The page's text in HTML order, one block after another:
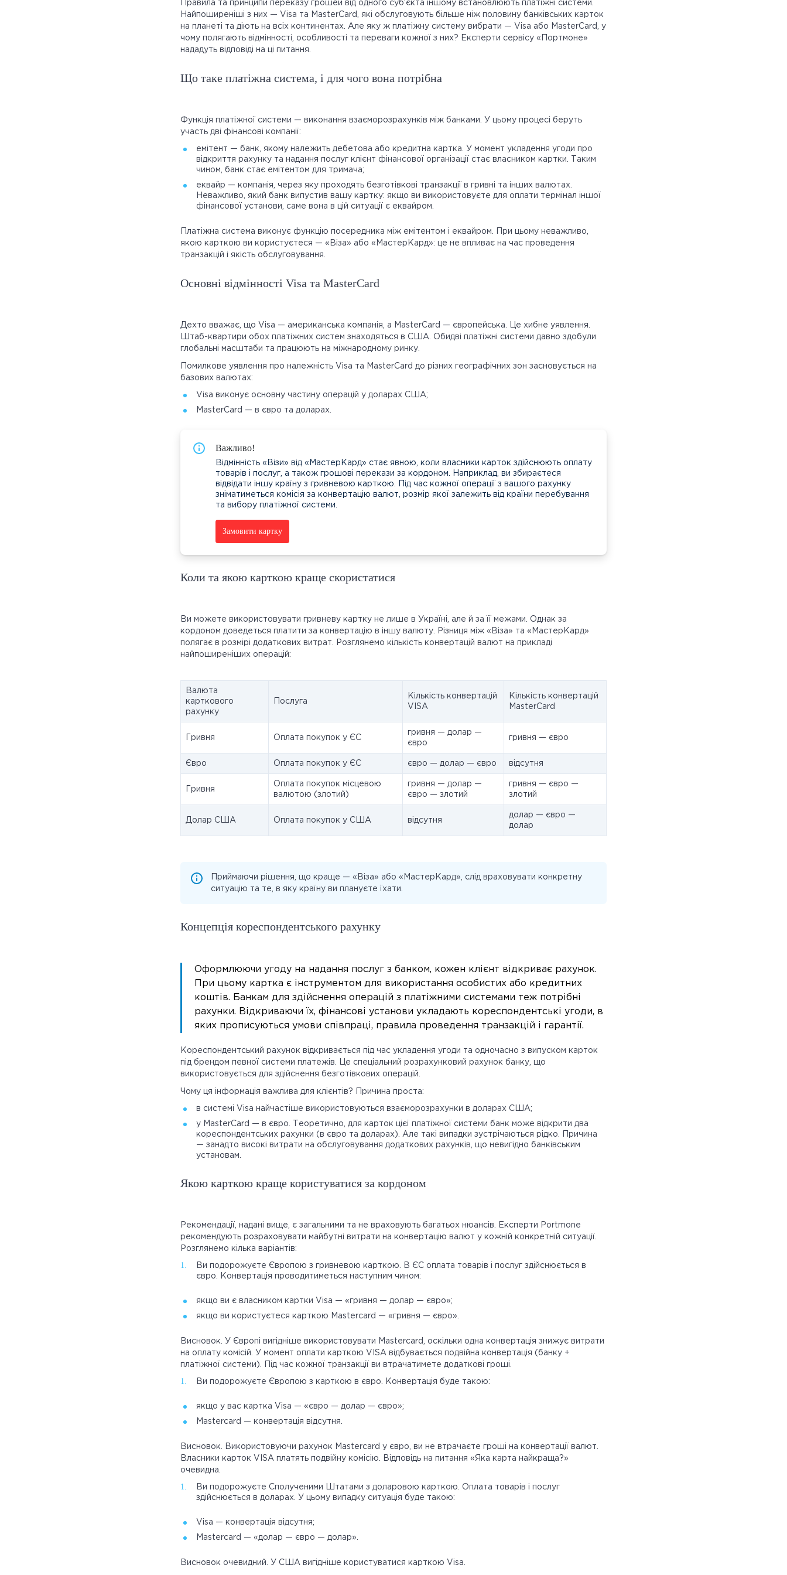
Правила та принципи переказу грошей від одного суб’єкта іншому встановлюють платіжні системи.
Найпоширеніші з них — Visa та MasterCard, які обслуговують більше ніж половину банківських карток
на планеті та діють на всіх континентах. Але яку ж платіжну систему вибрати — Visa або MasterCard, у
чому полягають відмінності, особливості та переваги кожної з них? Експерти сервісу «Портмоне»
нададуть відповіді на ці питання.
Що таке платіжна система, і для чого вона потрібна
Функція платіжної системи — виконання взаєморозрахунків між банками. У цьому процесі беруть
участь дві фінансові компанії:
емітент — банк, якому належить дебетова або кредитна картка. У момент укладення угоди про
відкриття рахунку та надання послуг клієнт фінансової організації стає власником картки. Таким
чином, банк стає емітентом для тримача;
еквайр — компанія, через яку проходять безготівкові транзакції в гривні та інших валютах.
Неважливо, який банк випустив вашу картку: якщо ви використовуєте для оплати термінал іншої
фінансової установи, саме вона в цій ситуації є еквайром.
Платіжна система виконує функцію посередника між емітентом і еквайром. При цьому неважливо,
якою карткою ви користуєтеся — «Віза» або «МастерКард»: це не впливає на час проведення
транзакцій і якість обслуговування.
Основні відмінності Visa та MasterCard
Дехто вважає, що Visa — американська компанія, а MasterCard — європейська. Це хибне уявлення.
Штаб-квартири обох платіжних систем знаходяться в США. Обидві платіжні системи давно здобули
глобальні масштаби та працюють на міжнародному ринку.
Помилкове уявлення про належність Visa та MasterCard до різних географічних зон засновується на
базових валютах:
Visa виконує основну частину операцій у доларах США;
MasterCard — в євро та доларах.
Важливо!
Відмінність «Візи» від «МастерКард» стає явною, коли власники карток здійснюють оплату
товарів і послуг, а також грошові перекази за кордоном. Наприклад, ви збираєтеся
відвідати іншу країну з гривневою карткою. Під час кожної операції з вашого рахунку
зніматиметься комісія за конвертацію валют, розмір якої залежить від країни перебування
та вибору платіжної системи.
Замовити картку
Коли та якою карткою краще скористатися
Ви можете використовувати гривневу картку не лише в Україні, але й за її межами. Однак за
кордоном доведеться платити за конвертацію в іншу валюту. Різниця між «Віза» та «МастерКард»
полягає в розмірі додаткових витрат. Розглянемо кількість конвертацій валют на прикладі
найпоширеніших операцій:
Валюта
карткового
рахунку
Послуга
Кількість конвертацій
VISA
Кількість конвертацій
MasterCard
Гривня Оплата покупок у ЄС
гривня — долар —
євро
гривня — євро
Євро Оплата покупок у ЄС євро — долар — євро відсутня
Гривня
Оплата покупок місцевою
валютою (злотий)
гривня — долар —
євро — злотий
гривня — євро —
злотий
Долар США Оплата покупок у США відсутня
долар — євро —
долар
Приймаючи рішення, що краще — «Віза» або «МастерКард», слід враховувати конкретну
ситуацію та те, в яку країну ви плануєте їхати.
Концепція кореспондентського рахунку
Оформлюючи угоду на надання послуг з банком, кожен клієнт відкриває рахунок.
При цьому картка є інструментом для використання особистих або кредитних
коштів. Банкам для здійснення операцій з платіжними системами теж потрібні
рахунки. Відкриваючи їх, фінансові установи укладають кореспондентські угоди, в
яких прописуються умови співпраці, правила проведення транзакцій і гарантії.
Кореспондентський рахунок відкривається під час укладення угоди та одночасно з випуском карток
під брендом певної системи платежів. Це спеціальний розрахунковий рахунок банку, що
використовується для здійснення безготівкових операцій.
Чому ця інформація важлива для клієнтів? Причина проста:
в системі Visa найчастіше використовуються взаєморозрахунки в доларах США;
у MasterCard — в євро. Теоретично, для карток цієї платіжної системи банк може відкрити два
кореспондентських рахунки (в євро та доларах). Але такі випадки зустрічаються рідко. Причина
— занадто високі витрати на обслуговування додаткових рахунків, що невигідно банківським
установам.
Якою карткою краще користуватися за кордоном
Рекомендації, надані вище, є загальними та не враховують багатьох нюансів. Експерти Portmone
рекомендують розраховувати майбутні витрати на конвертацію валют у кожній конкретній ситуації.
Розглянемо кілька варіантів:
Ви подорожуєте Європою з гривневою карткою. В ЄС оплата товарів і послуг здійснюється в
євро. Конвертація проводитиметься наступним чином:
якщо ви є власником картки Visa — «гривня — долар — євро»;
якщо ви користуєтеся карткою Mastercard — «гривня — євро».
Висновок. У Європі вигідніше використовувати Mastercard, оскільки одна конвертація знижує витрати
на оплату комісій. У момент оплати карткою VISA відбувається подвійна конвертація (банку +
платіжної системи). Під час кожної транзакції ви втрачатимете додаткові гроші.
Ви подорожуєте Європою з карткою в євро. Конвертація буде такою:
якщо у вас картка Visa — «євро — долар — євро»;
Mastercard — конвертація відсутня.
Висновок. Використовуючи рахунок Mastercard у євро, ви не втрачаєте гроші на конвертації валют.
Власники карток VISA платять подвійну комісію. Відповідь на питання «Яка карта найкраща?»
очевидна.
Ви подорожуєте Сполученими Штатами з доларовою карткою. Оплата товарів і послуг
здійснюється в доларах. У цьому випадку ситуація буде такою:
Visa — конвертація відсутня;
Mastercard — «долар — євро — долар».
Висновок очевидний. У США вигідніше користуватися карткою Visa.